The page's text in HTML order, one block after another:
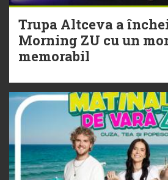
20 Iulie
Torpedoul lui Morar:
Trupa Altceva a
Morning ZU cu un
memorabil